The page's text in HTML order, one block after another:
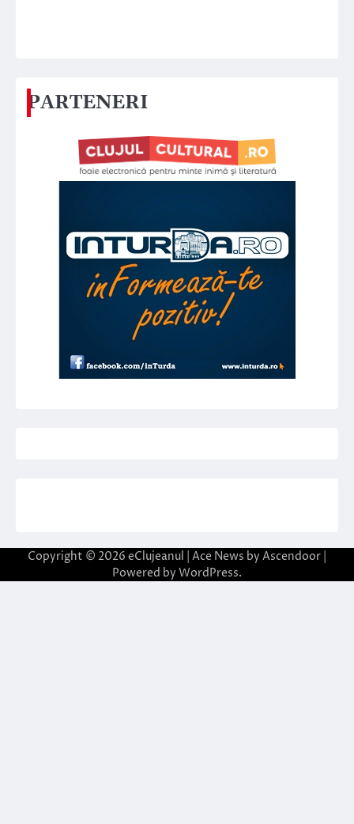
PARTENERI
Copyright © 2026 eClujeanul | Ace News by Ascendoor
Powered by WordPress.